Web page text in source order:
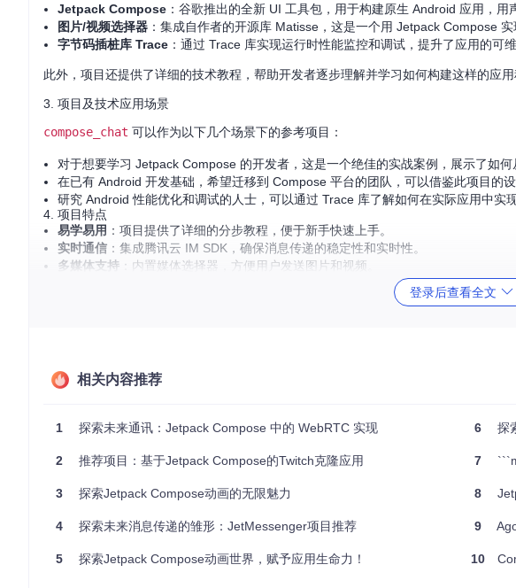
Jetpack Compose ：谷歌推出的全新 UI 工具包，用于构建原生 Android 应用，用
图片/视频选择器 ：集成自作者的开源库 Matisse，这是一个用 Jetpack Compose
字节码插桩库 Trace ：通过 Trace 库实现运行时性能监控和调试，提升了应用的可维
此外，项目还提供了详细的技术教程，帮助开发者逐步理解并学习如何构建这样的应用
3. 项目及技术应用场景
compose_chat 可以作为以下几个场景下的参考项目：
对于想要学习 Jetpack Compose 的开发者，这是一个绝佳的实战案例，展示了如何
在已有 Android 开发基础，希望迁移到 Compose 平台的团队，可以借鉴此项目的设
研究 Android 性能优化和调试的人士，可以通过 Trace 库了解如何在实际应用中实现
4. 项目特点
易学易用 ：项目提供了详细的分步教程，便于新手快速上手。
实时通信 ：集成腾讯云 IM SDK，确保消息传递的稳定性和实时性。
多媒体支持 ：内置媒体选择器，方便用户发送图片和视频。
：由于 Jetpack Compose 的特性，应用的样式和组件布局都易于调整和
Apk 下载：[ releases
-
-
开发旅程更加现代和高效！
登录后查看全文
相关内容推荐
1 探索未来通讯：Jetpack Compose 中的 WebRTC 实现
2 推荐项目：基于Jetpack Compose的Twitch克隆应用
3 探索Jetpack Compose动画的无限魅力
4 探索未来消息传递的雏形：JetMessenger项目推荐
5 探索Jetpack Compose动画世界，赋予应用生命力！
6 探
7
8
9
10